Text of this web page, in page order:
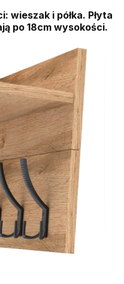
wieszak i półka. Płyta
po 18cm wysokości.